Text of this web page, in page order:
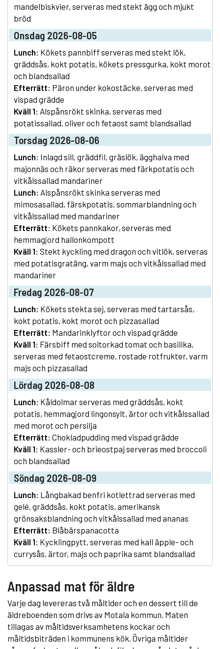
mandelbiskvier, serveras med stekt ägg och mjukt
bröd
Onsdag 2026-08-05
Lunch: Kökets pannbiff serveras med stekt lök,
gräddsås, kokt potatis, kökets pressgurka, kokt morot
och blandsallad
Efterrätt: Päron under kokostäcke, serveras med
vispad grädde
Kväll 1: Alspånsrökt skinka, serveras med
potatissallad, oliver och fetaost samt blandsallad
Torsdag 2026-08-06
Lunch: Inlagd sill, gräddfil, gräslök, ägghalva med
majonnäs och räkor serveras med färkpotatis och
vitkålssallad mandariner
Lunch: Alspånsrökt skinka serveras med
mimosasallad, färskpotatis, sommarblandning och
vitkålssallad med mandariner
Efterrätt: Kökets pannkakor, serveras med
hemmagjord hallonkompott
Kväll 1: Stekt kyckling med dragon och vitlök, serveras
med potatisgratäng, varm majs och vitkålssallad med
mandariner
Fredag 2026-08-07
Lunch: Kökets stekta sej, serveras med tartarsås,
kokt potatis, kokt morot och pizzasallad
Efterrätt: Mandarinklyftor och vispad grädde
Kväll 1: Färsbiff med soltorkad tomat och basilika,
serveras med fetaostcreme, rostade rotfrukter, varm
majs och pizzasallad
Lördag 2026-08-08
Lunch: Kåldolmar serveras med gräddsås, kokt
potatis, hemmagjord lingonsylt, ärtor och vitkålssallad
med morot och persilja
Efterrätt: Chokladpudding med vispad grädde
Kväll 1: Kassler- och brieostpaj serveras med broccoli
och blandsallad
Söndag 2026-08-09
Lunch: Långbakad benfri kotlettrad serveras med
gelé, gräddsås, kokt potatis, amerikansk
grönsaksblandning och vitkålssallad med ananas
Efterrätt: Blåbärspanacotta
Kväll 1: Kycklingpytt, serveras med kall äpple- och
currysås, ärtor, majs och paprika samt blandsallad
Anpassad mat för äldre
Varje dag levereras två måltider och en dessert till de
äldreboenden som drivs av Motala kommun. Maten
tillagas av måltidsverksamhetens kockar och
måltidsbiträden i kommunens kök. Övriga måltider